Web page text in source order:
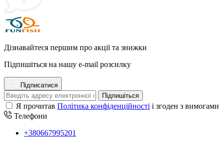
Дізнавайтеся першим про акції та знижки
Підпишіться на нашу e-mail розсилку
Підписатися
Підпишіться
Я прочитав Політика конфіденційності і згоден з вимогами
Телефони
+380667995201